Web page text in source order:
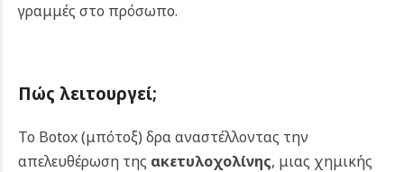
γραμμές στο πρόσωπο.
Πώς λειτουργεί;
Το Botox (μπότοξ) δρα αναστέλλοντας την
απελευθέρωση της ακετυλοχολίνης, μιας χημικής